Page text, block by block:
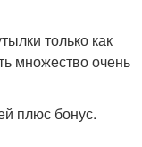
только как
множество очень
плюс бонус.